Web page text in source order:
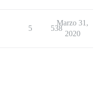
5 538
Marzo 31,
2020